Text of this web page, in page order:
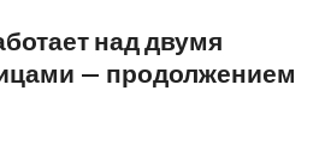
над двумя
— продолжением